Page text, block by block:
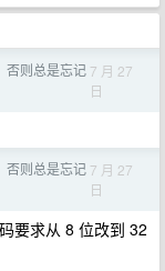
否则总是忘记 7 月 27
日
否则总是忘记 7 月 27
日
要求从 8 位改到 32